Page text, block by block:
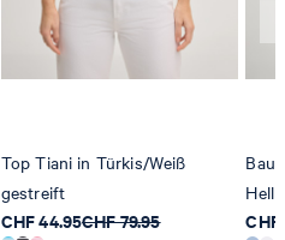
Top Tiani in Türkis/Weiß
gestreift
CHF 44.95CHF 79.95
CHF